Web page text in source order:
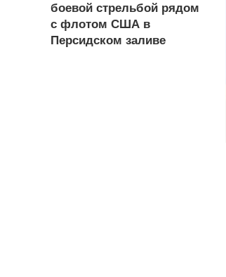
боевой стрельбой рядом
с флотом США в
Персидском заливе